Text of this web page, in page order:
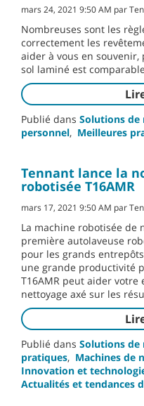
mars 24, 2021 9:50 AM par
Nombreuses sont les
correctement les
aider à vous en
sol laminé est
Publié dans Solutions de
personnel, Meilleures
Tennant lance la
robotisée T16AMR
mars 17, 2021 9:50 AM par
La machine robotisée de
première autolaveuse
pour les grands
une grande productivité
T16AMR peut aider
nettoyage axé sur les
Publié dans Solutions de
pratiques, Machines de
Innovation et
Actualités et tendances